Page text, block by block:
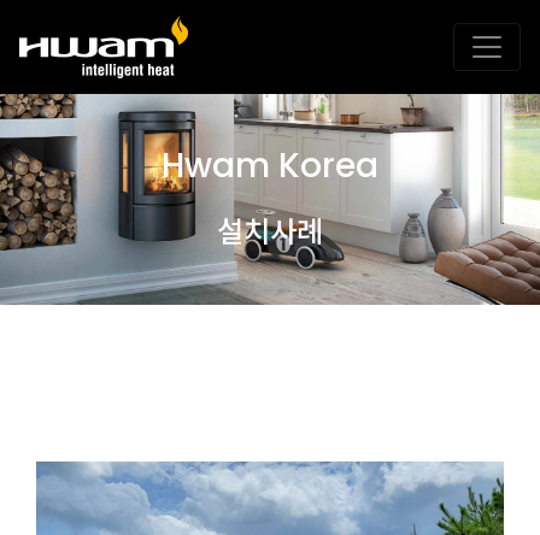
Hwam Korea
설치사례